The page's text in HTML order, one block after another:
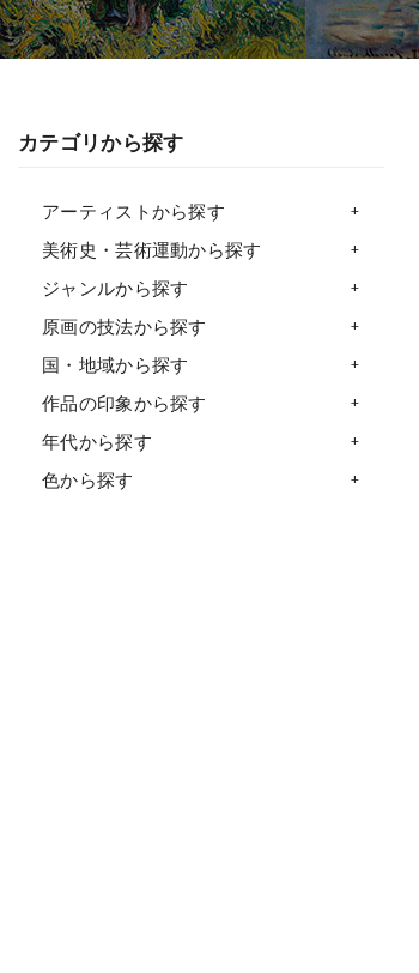
カテゴリから探す
アーティストから探す
美術史・芸術運動から探す
ジャンルから探す
原画の技法から探す
国・地域から探す
作品の印象から探す
年代から探す
色から探す